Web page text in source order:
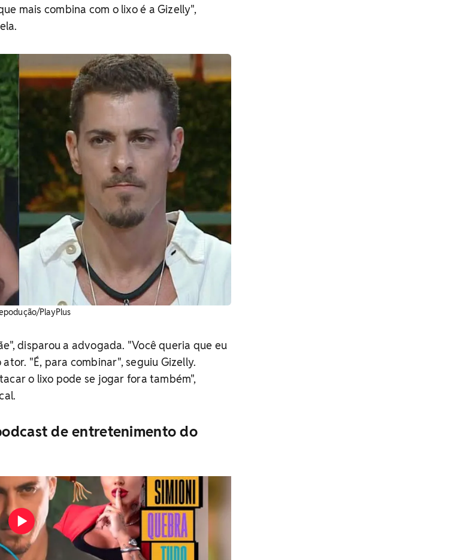
mais combina com o lixo é a Gizelly",
PlayPlus
disparou a advogada. "Você queria que eu
"É, para combinar", seguiu Gizelly.
o lixo pode se jogar fora também",
de entretenimento do